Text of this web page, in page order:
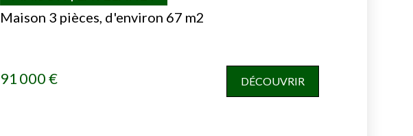
Maison 3 pièces, d'environ 67 m2
91 000 € DÉCOUVRIR